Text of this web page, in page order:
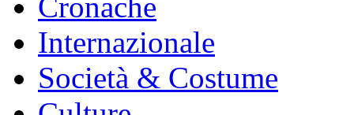
Internazionale
Società & Costume